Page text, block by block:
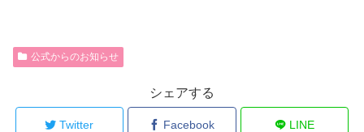
公式からのお知らせ
シェアする
Twitter Facebook LINE